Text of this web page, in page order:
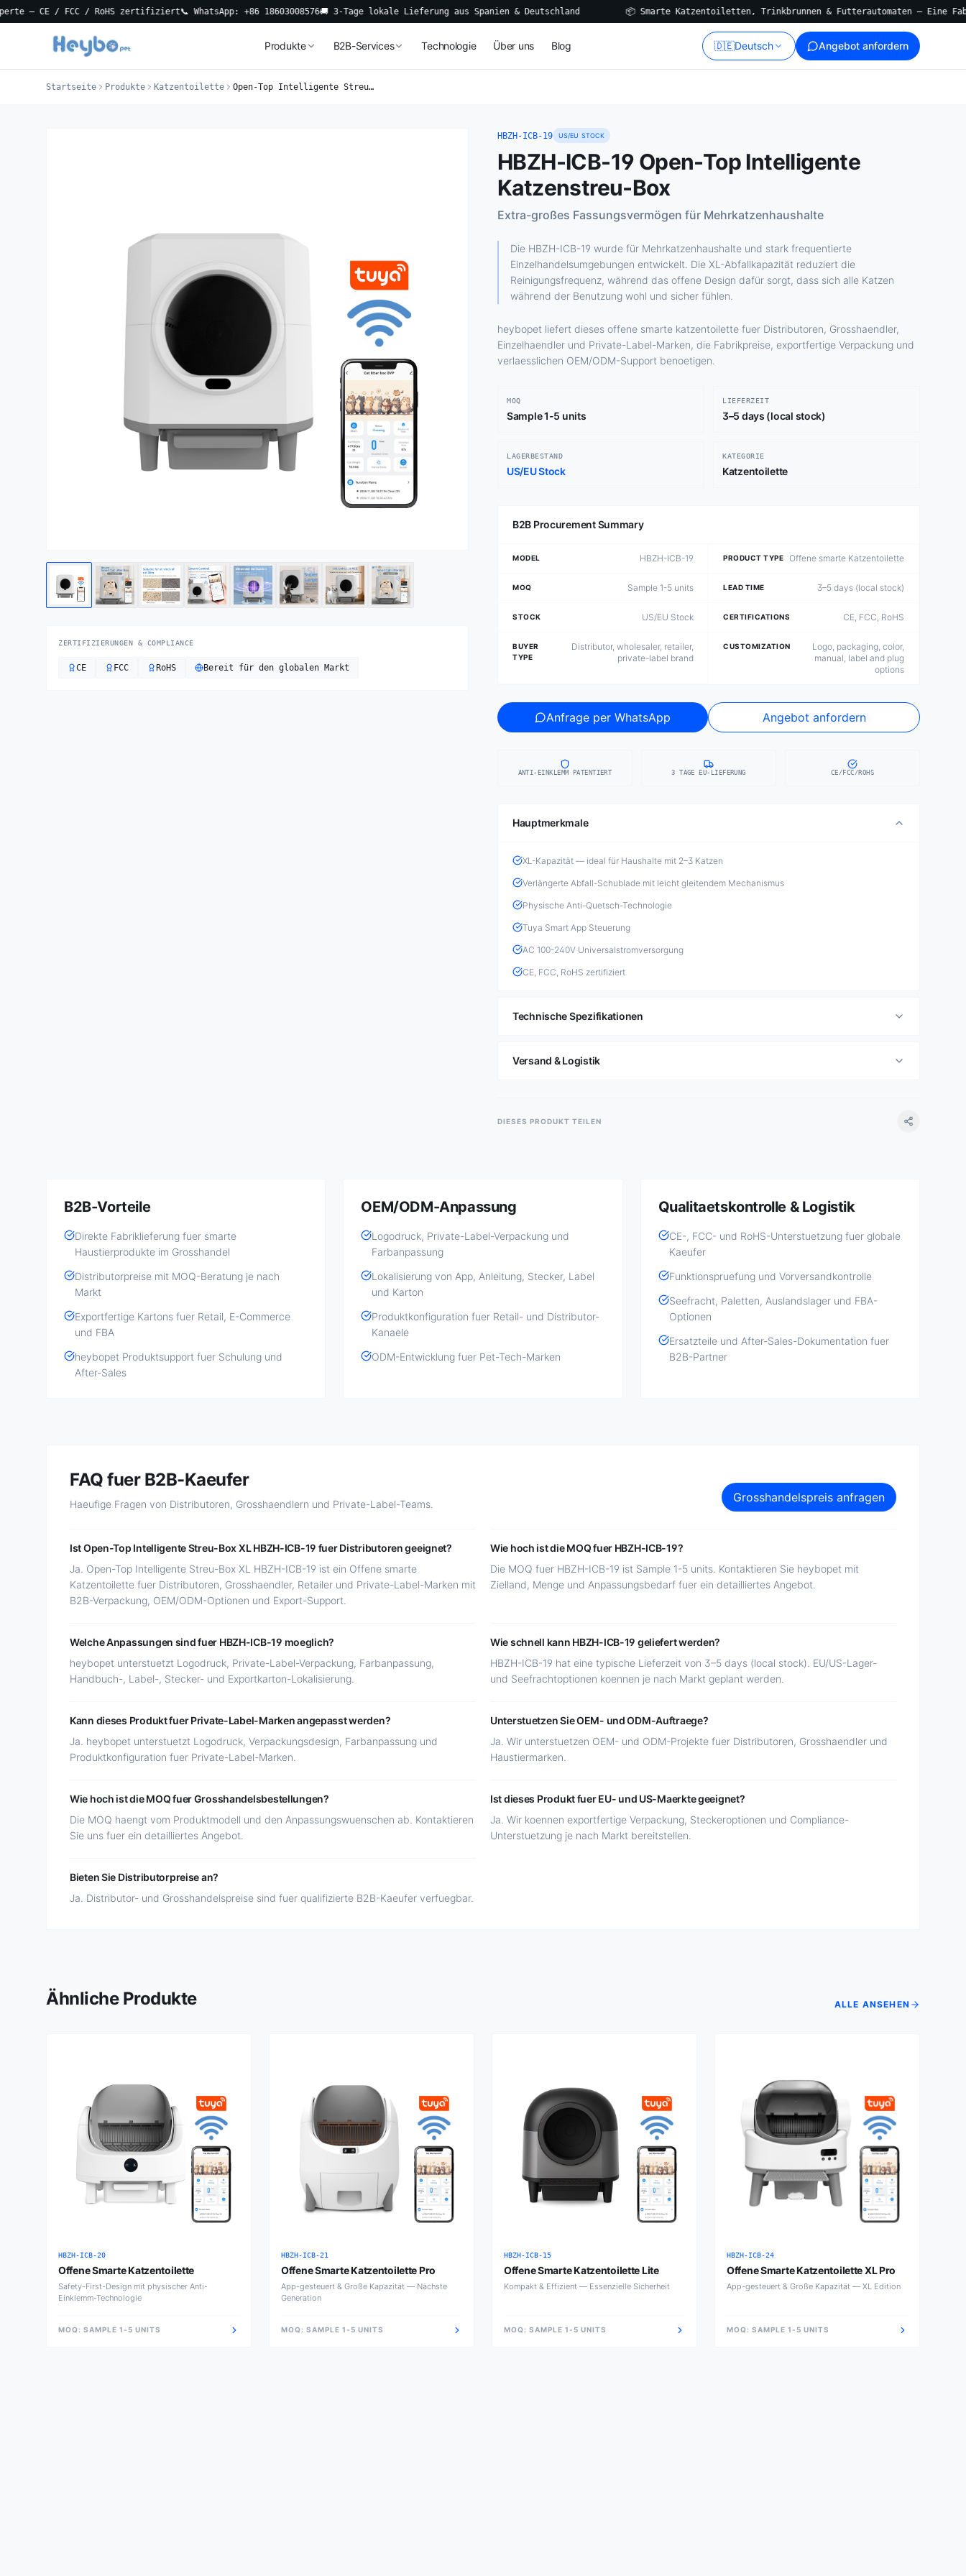
CE / FCC / RoHS zertifiziert📞 WhatsApp: +86 18603008576🚚 3-Tage lokale Lieferung aus Spanien & Deutschland 📦 Smarte Katzentoiletten, Trinkbrunnen & Futterautomaten — Eine Fabrik,
Produkte B2B-Services Technologie Über uns Blog 🇩🇪Deutsch Angebot anfordern
Startseite Produkte Katzentoilette Open-Top Intelligente Streu-Box XL
ZERTIFIZIERUNGEN & COMPLIANCE
CE FCC RoHS Bereit für den globalen Markt
HBZH-ICB-19 US/EU STOCK
HBZH-ICB-19 Open-Top Intelligente
Katzenstreu-Box
Extra-großes Fassungsvermögen für Mehrkatzenhaushalte
Die HBZH-ICB-19 wurde für Mehrkatzenhaushalte und stark frequentierte
Einzelhandelsumgebungen entwickelt. Die XL-Abfallkapazität reduziert die
Reinigungsfrequenz, während das offene Design dafür sorgt, dass sich alle Katzen
während der Benutzung wohl und sicher fühlen.
heybopet liefert dieses offene smarte katzentoilette fuer Distributoren, Grosshaendler,
Einzelhaendler und Private-Label-Marken, die Fabrikpreise, exportfertige Verpackung und
verlaesslichen OEM/ODM-Support benoetigen.
MOQ
Sample 1-5 units
LIEFERZEIT
3–5 days (local stock)
LAGERBESTAND
US/EU Stock
KATEGORIE
Katzentoilette
B2B Procurement Summary
MODEL HBZH-ICB-19 PRODUCT TYPE Offene smarte Katzentoilette
MOQ Sample 1-5 units LEAD TIME 3–5 days (local stock)
STOCK US/EU Stock CERTIFICATIONS CE, FCC, RoHS
BUYER
TYPE
Distributor, wholesaler, retailer,
private-label brand
CUSTOMIZATION
Logo, packaging, color,
manual, label and plug
options
Anfrage per WhatsApp Angebot anfordern
ANTI-EINKLEMM PATENTIERT 3 TAGE EU-LIEFERUNG CE/FCC/ROHS
Hauptmerkmale
XL-Kapazität — ideal für Haushalte mit 2–3 Katzen
Verlängerte Abfall-Schublade mit leicht gleitendem Mechanismus
Physische Anti-Quetsch-Technologie
Tuya Smart App Steuerung
AC 100-240V Universalstromversorgung
CE, FCC, RoHS zertifiziert
Technische Spezifikationen
Versand & Logistik
DIESES PRODUKT TEILEN
B2B-Vorteile
Direkte Fabriklieferung fuer smarte
Haustierprodukte im Grosshandel
Distributorpreise mit MOQ-Beratung je nach
Markt
Exportfertige Kartons fuer Retail, E-Commerce
und FBA
heybopet Produktsupport fuer Schulung und
After-Sales
OEM/ODM-Anpassung
Logodruck, Private-Label-Verpackung und
Farbanpassung
Lokalisierung von App, Anleitung, Stecker, Label
und Karton
Produktkonfiguration fuer Retail- und Distributor-
Kanaele
ODM-Entwicklung fuer Pet-Tech-Marken
Qualitaetskontrolle & Logistik
CE-, FCC- und RoHS-Unterstuetzung fuer globale
Kaeufer
Funktionspruefung und Vorversandkontrolle
Seefracht, Paletten, Auslandslager und FBA-
Optionen
Ersatzteile und After-Sales-Dokumentation fuer
B2B-Partner
FAQ fuer B2B-Kaeufer
Haeufige Fragen von Distributoren, Grosshaendlern und Private-Label-Teams. Grosshandelspreis anfragen
Ist Open-Top Intelligente Streu-Box XL HBZH-ICB-19 fuer Distributoren geeignet?
Ja. Open-Top Intelligente Streu-Box XL HBZH-ICB-19 ist ein Offene smarte
Katzentoilette fuer Distributoren, Grosshaendler, Retailer und Private-Label-Marken mit
B2B-Verpackung, OEM/ODM-Optionen und Export-Support.
Wie hoch ist die MOQ fuer HBZH-ICB-19?
Die MOQ fuer HBZH-ICB-19 ist Sample 1-5 units. Kontaktieren Sie heybopet mit
Zielland, Menge und Anpassungsbedarf fuer ein detailliertes Angebot.
Welche Anpassungen sind fuer HBZH-ICB-19 moeglich?
heybopet unterstuetzt Logodruck, Private-Label-Verpackung, Farbanpassung,
Handbuch-, Label-, Stecker- und Exportkarton-Lokalisierung.
Wie schnell kann HBZH-ICB-19 geliefert werden?
HBZH-ICB-19 hat eine typische Lieferzeit von 3–5 days (local stock). EU/US-Lager-
und Seefrachtoptionen koennen je nach Markt geplant werden.
Kann dieses Produkt fuer Private-Label-Marken angepasst werden?
Ja. heybopet unterstuetzt Logodruck, Verpackungsdesign, Farbanpassung und
Produktkonfiguration fuer Private-Label-Marken.
Unterstuetzen Sie OEM- und ODM-Auftraege?
Ja. Wir unterstuetzen OEM- und ODM-Projekte fuer Distributoren, Grosshaendler und
Haustiermarken.
Wie hoch ist die MOQ fuer Grosshandelsbestellungen?
Die MOQ haengt vom Produktmodell und den Anpassungswuenschen ab. Kontaktieren
Sie uns fuer ein detailliertes Angebot.
Ist dieses Produkt fuer EU- und US-Maerkte geeignet?
Ja. Wir koennen exportfertige Verpackung, Steckeroptionen und Compliance-
Unterstuetzung je nach Markt bereitstellen.
Bieten Sie Distributorpreise an?
Ja. Distributor- und Grosshandelspreise sind fuer qualifizierte B2B-Kaeufer verfuegbar.
Ähnliche Produkte ALLE ANSEHEN
HBZH-ICB-20
Offene Smarte Katzentoilette
Safety-First-Design mit physischer Anti-
Einklemm-Technologie
MOQ: SAMPLE 1-5 UNITS
HBZH-ICB-21
Offene Smarte Katzentoilette Pro
App-gesteuert & Große Kapazität — Nächste
Generation
MOQ: SAMPLE 1-5 UNITS
HBZH-ICB-15
Offene Smarte Katzentoilette Lite
Kompakt & Effizient — Essenzielle Sicherheit
MOQ: SAMPLE 1-5 UNITS
HBZH-ICB-24
Offene Smarte Katzentoilette XL Pro
App-gesteuert & Große Kapazität — XL Edition
MOQ: SAMPLE 1-5 UNITS